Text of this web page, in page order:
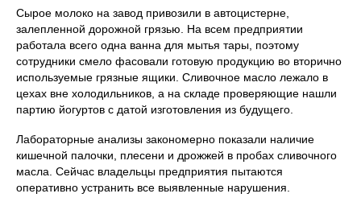
Сырое молоко на завод привозили в автоцистерне,
залепленной дорожной грязью. На всем предприятии
работала всего одна ванна для мытья тары, поэтому
сотрудники смело фасовали готовую продукцию во вторично
используемые грязные ящики. Сливочное масло лежало в
цехах вне холодильников, а на складе проверяющие нашли
партию йогуртов с датой изготовления из будущего.
Лабораторные анализы закономерно показали наличие
кишечной палочки, плесени и дрожжей в пробах сливочного
масла. Сейчас владельцы предприятия пытаются
оперативно устранить все выявленные нарушения.